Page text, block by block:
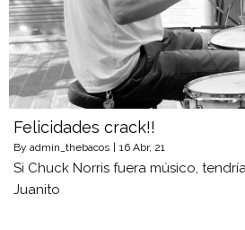
Felicidades crack!!
By admin_thebacos 16 Abr, 21
Si Chuck Norris fuera músico,
Juanito